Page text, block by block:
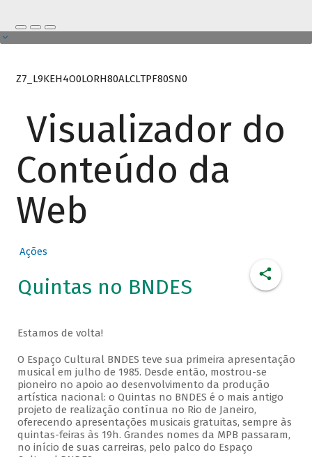
Z7_L9KEH4O0LORH80ALCLTPF80SN0
Visualizador do
Conteúdo da
Web
Ações
Quintas no BNDES
Estamos de volta!
O Espaço Cultural BNDES teve sua primeira apresentação
musical em julho de 1985. Desde então, mostrou-se
pioneiro no apoio ao desenvolvimento da produção
artística nacional: o Quintas no BNDES é o mais antigo
projeto de realização contínua no Rio de Janeiro,
oferecendo apresentações musicais gratuitas, sempre às
quintas-feiras às 19h. Grandes nomes da MPB passaram,
no início de suas carreiras, pelo palco do Espaço